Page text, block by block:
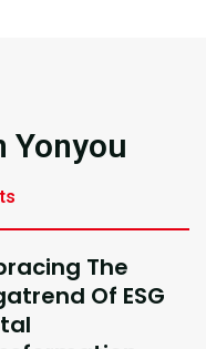
Yonyou
The
Of ESG